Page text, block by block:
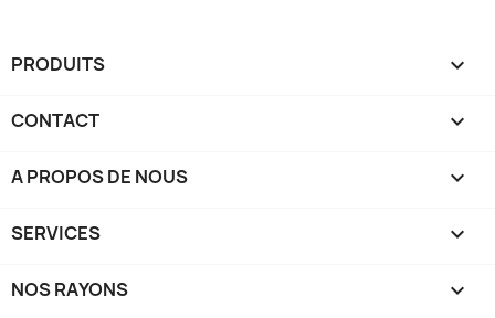
PRODUITS 
CONTACT 
A PROPOS DE NOUS 
SERVICES 
NOS RAYONS 